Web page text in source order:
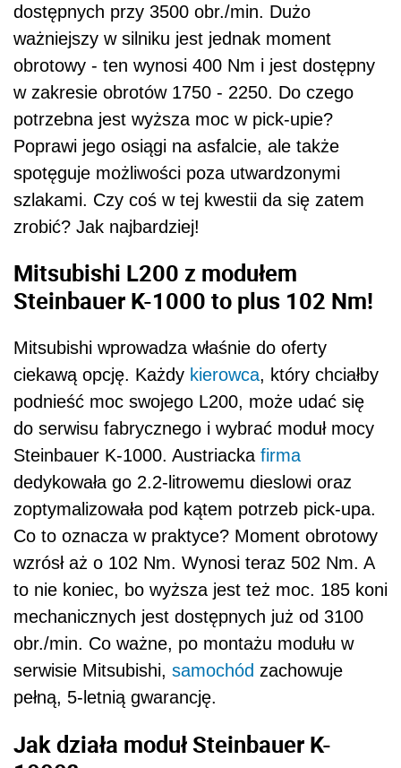
dostępnych przy 3500 obr./min. Dużo
ważniejszy w silniku jest jednak moment
obrotowy - ten wynosi 400 Nm i jest dostępny
w zakresie obrotów 1750 - 2250. Do czego
potrzebna jest wyższa moc w pick-upie?
Poprawi jego osiągi na asfalcie, ale także
spotęguje możliwości poza utwardzonymi
szlakami. Czy coś w tej kwestii da się zatem
zrobić? Jak najbardziej!
Mitsubishi L200 z modułem
Steinbauer K-1000 to plus 102 Nm!
Mitsubishi wprowadza właśnie do oferty
ciekawą opcję. Każdy kierowca, który chciałby
podnieść moc swojego L200, może udać się
do serwisu fabrycznego i wybrać moduł mocy
Steinbauer K-1000. Austriacka firma
dedykowała go 2.2-litrowemu dieslowi oraz
zoptymalizowała pod kątem potrzeb pick-upa.
Co to oznacza w praktyce? Moment obrotowy
wzrósł aż o 102 Nm. Wynosi teraz 502 Nm. A
to nie koniec, bo wyższa jest też moc. 185 koni
mechanicznych jest dostępnych już od 3100
obr./min. Co ważne, po montażu modułu w
serwisie Mitsubishi, samochód zachowuje
pełną, 5-letnią gwarancję.
Jak działa moduł Steinbauer K-